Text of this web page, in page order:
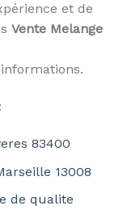
et de
Vente Melange
83400
13008
de qualite